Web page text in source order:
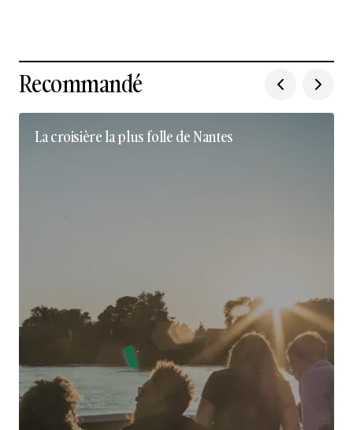
Recommandé
La croisière la plus folle de Nantes